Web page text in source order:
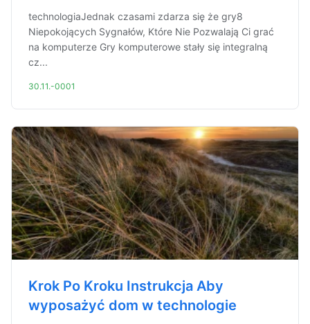
technologiaJednak czasami zdarza się że gry8
Niepokojących Sygnałów, Które Nie Pozwalają Ci grać
na komputerze Gry komputerowe stały się integralną
cz...
30.11.-0001
Krok Po Kroku Instrukcja Aby
wyposażyć dom w technologie